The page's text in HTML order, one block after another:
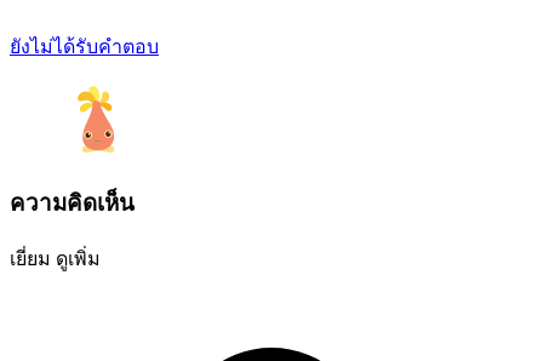
ยังไม่ได้รับคำตอบ
ความคิดเห็น
เยี่ยม ดูเพิ่ม